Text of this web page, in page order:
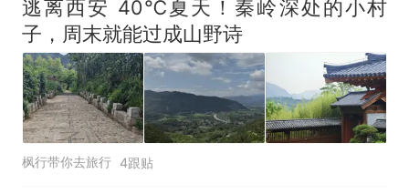
逃离西安 40℃夏天！秦岭深处的小村
子，周末就能过成山野诗
枫行带你去旅行 4跟贴